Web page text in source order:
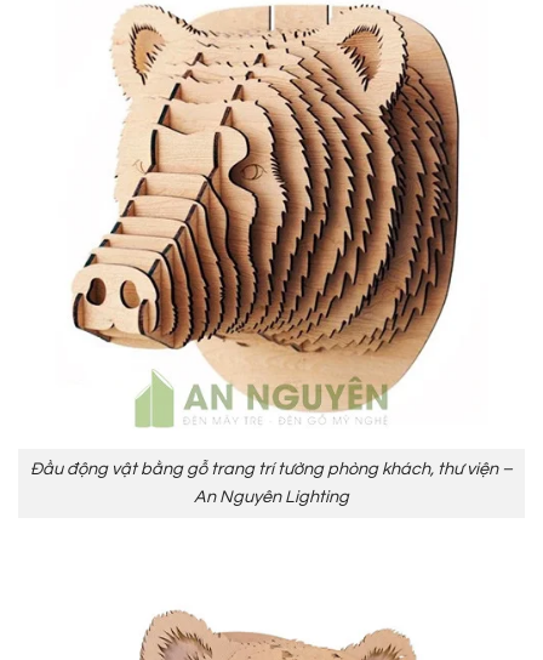
Đầu động vật bằng gỗ trang trí tường phòng khách, thư viện –
An Nguyên Lighting